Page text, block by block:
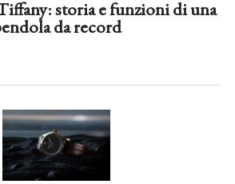
storia e funzioni di una
da record
fatti, volti ed eventi –